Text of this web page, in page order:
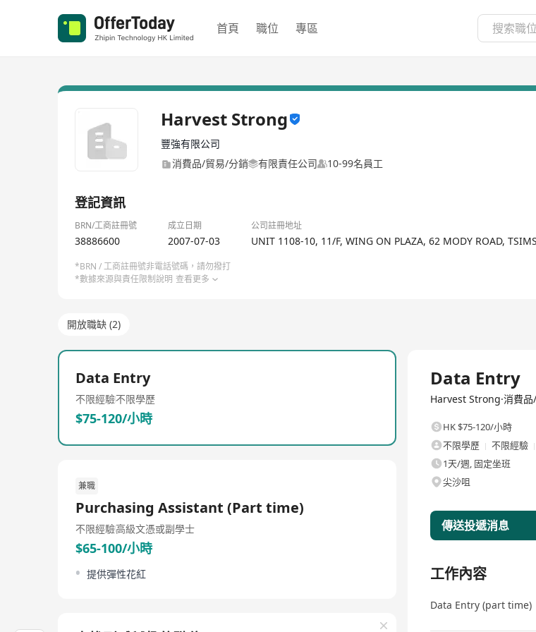
首頁 職位 專區
Harvest Strong
豐強有限公司
消費品/貿易/分銷
有限責任公司 10-99名員工
登記資訊
BRN/工商註冊號 成立日期 公司註冊地址
38886600 2007-07-03 UNIT 1108-10, 11/F, WING ON PLAZA, 62 MODY ROAD,
*BRN / 工商註冊號非電話號碼，請勿撥打
*數據來源與責任限制說明 查看更多
開放職缺 (2)
Data Entry
不限經驗不限學歷
$75-120/小時
兼職
Purchasing Assistant (Part time)
不限經驗高級文憑或副學士
$65-100/小時
提供彈性花紅
Data Entry
Harvest Strong·消費
HK $75-120/小時
不限學歷
不限經驗
1天/週, 固定坐班
尖沙咀
傳送投遞消息
工作內容
Data Entry (part time)